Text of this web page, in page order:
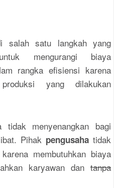
salah satu langkah yang
mengurangi biaya
rangka efisiensi karena
yang dilakukan
tidak menyenangkan bagi
Pihak pengusaha tidak
membutuhkan biaya
karyawan dan tanpa